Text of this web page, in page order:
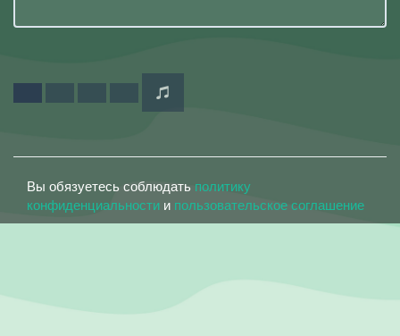
Вы обязуетесь соблюдать политику
конфиденциальности и пользовательское соглашение